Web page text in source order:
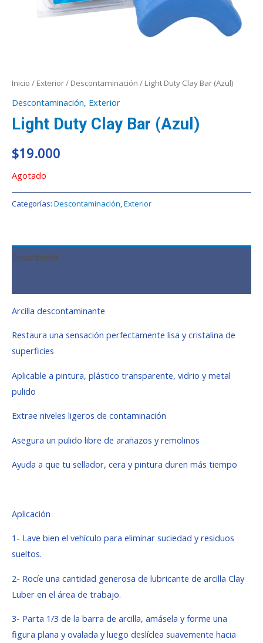
Inicio / Exterior/ Descontaminación / Light Duty Clay Bar (Azul)
Descontaminación, Exterior
Light Duty Clay Bar (Azul)
$19.000
Agotado
Categorías: Descontaminación,Exterior
Descripción
Arcilla descontaminante
Restaura una sensación perfectamente lisa y cristalina de
superficies
Aplicable a pintura, plástico transparente, vidrio y metal
pulido
Extrae niveles ligeros de contaminación
Asegura un pulido libre de arañazos y remolinos
Ayuda a que tu sellador, cera y pintura duren más tiempo
Aplicación
1- Lave bien el vehículo para eliminar suciedad y residuos
sueltos.
2- Rocíe una cantidad generosa de lubricante de arcilla Clay
Luber en el área de trabajo.
3- Parta 1/3 de la barra de arcilla, amásela y forme una
figura plana y ovalada y luego deslíclea suavemente hacia